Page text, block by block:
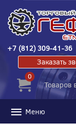
+7 (812) 309-41-36
Заказать
0
Товаров
Меню